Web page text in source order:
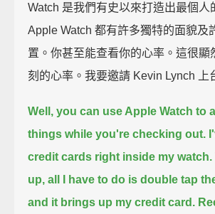
Watch 是我們有史以來打造出最個人
Apple Watch 都有許多獨特的面貌及
置。你甚至能查看你的心率。這很顯
刻的心率。我要邀請 Kevin Lynch 上
Well, you can use Apple Watch to
things while you're checking out.
credit cards right inside my watch.
up, all I have to do is double tap
and it brings up my credit card.